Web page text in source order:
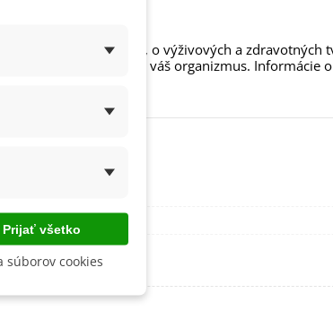
(ES) č. 1924/2006, o výživových a zdravotných
tejto rastliny na váš organizmus. Informácie
či v literatúre.
Prijať všetko
súborov cookies